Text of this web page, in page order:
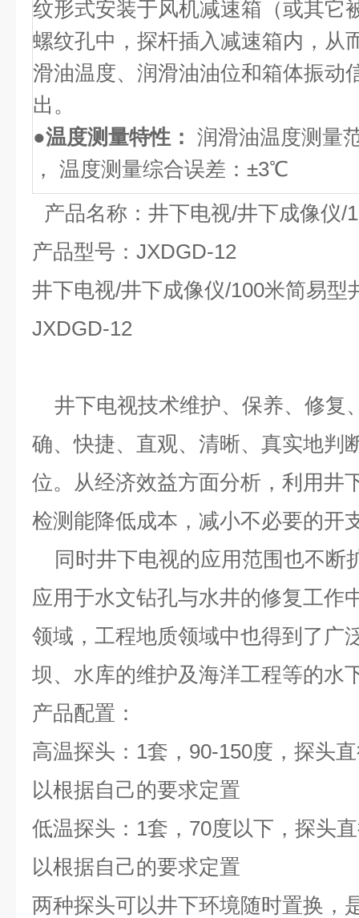
纹形式安装于风机减速箱（或其它
螺纹孔中，探杆插入减速箱内，从
滑油温度、润滑油油位和箱体振动
出。
●温度测量特性： 润滑油温度测量
， 温度测量综合误差：±3℃
产品名称：井下电视/井下成像仪/
产品型号：JXDGD-12
井下电视/井下成像仪/100米简易型
JXDGD-12
井下电视技术维护、保养、修复
确、快捷、直观、清晰、真实地判
位。从经济效益方面分析，利用井
检测能降低成本，减小不必
同时井下电视的应用范围也不断
应用于水文钻孔与水井的修复工作
领域，工程地质领域中也得到了广
坝、水库的维护及海洋工程等的
产品配置：
高温探头：1套，90-150度，探头
以根据自己的要求定置
低温探头：1套，70度以下，探头
以根据自己的要求定置
两种探头可以井下环境随时置换，